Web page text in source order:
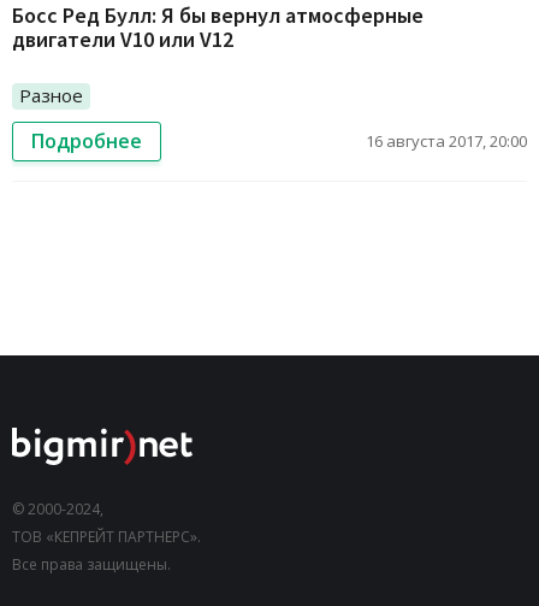
Босс Ред Булл: Я бы вернул атмосферные
двигатели V10 или V12
Разное
Подробнее 16 августа 2017, 20:00
© 2000-2024,
ТОВ «КЕПРЕЙТ ПАРТНЕРС».
Все права защищены.